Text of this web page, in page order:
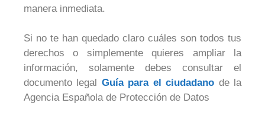
manera inmediata.
Si no te han quedado claro cuáles son todos tus
derechos o simplemente quieres ampliar la
información, solamente debes consultar el
documento legal Guía para el ciudadano de la
Agencia Española de Protección de Datos